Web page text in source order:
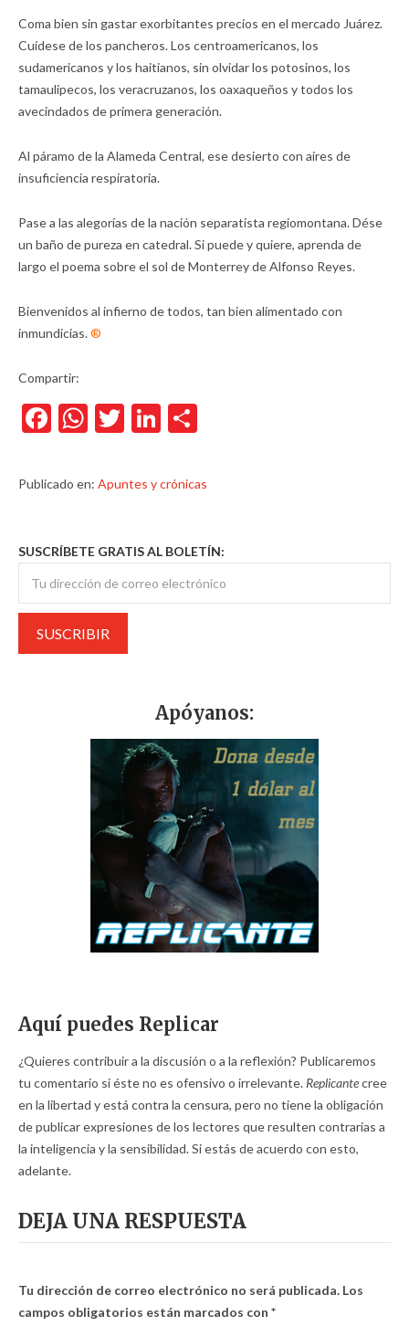
Coma bien sin gastar exorbitantes precios en el mercado Juárez.
Cuídese de los pancheros. Los centroamericanos, los
sudamericanos y los haitianos, sin olvidar los potosinos, los
tamaulipecos, los veracruzanos, los oaxaqueños y todos los
avecindados de primera generación.
Al páramo de la Alameda Central, ese desierto con aires de
insuficiencia respiratoria.
Pase a las alegorías de la nación separatista regiomontana. Dése
un baño de pureza en catedral. Si puede y quiere, aprenda de
largo el poema sobre el sol de Monterrey de Alfonso Reyes.
Bienvenidos al infierno de todos, tan bien alimentado con
inmundicias.®
Compartir:
Facebook
WhatsApp
TwitterLinkedIn
Publicado en: Apuntes y crónicas
SUSCRÍBETE GRATIS AL BOLETÍN:
Apóyanos:
Aquí puedes Replicar
¿Quieres contribuir a la discusión o a la reflexión? Publicaremos
tu comentario si éste no es ofensivo o irrelevante. Replicantecree
en la libertad y está contra la censura, pero no tiene la obligación
de publicar expresiones de los lectores que resulten contrarias a
la inteligencia y la sensibilidad. Si estás de acuerdo con esto,
adelante.
DEJA UNA RESPUESTA
Tu dirección de correo electrónico no será publicada. Los
campos obligatorios están marcados con *